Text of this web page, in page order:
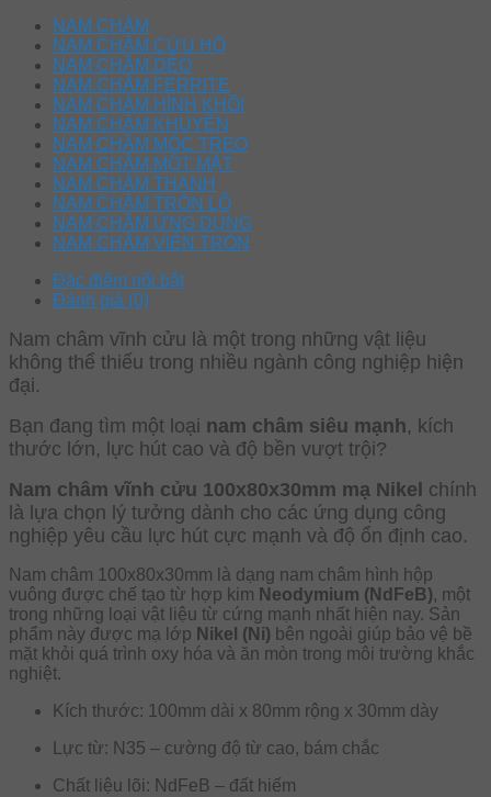
NAM CHÂM
NAM CHÂM CỨU HỘ
NAM CHÂM DẺO
NAM CHÂM FERRITE
NAM CHÂM HÌNH KHỐI
NAM CHÂM KHUYÊN
NAM CHÂM MÓC TREO
NAM CHÂM MỘT MẶT
NAM CHÂM THANH
NAM CHÂM TRÒN LỖ
NAM CHÂM ỨNG DỤNG
NAM CHÂM VIÊN TRÒN
Đặc điểm nổi bật
Đánh giá (0)
Nam châm vĩnh cửu là một trong những vật liệu
không thể thiếu trong nhiều ngành công nghiệp hiện
đại.
Bạn đang tìm một loại nam châm siêu mạnh, kích
thước lớn, lực hút cao và độ bền vượt trội?
Nam châm vĩnh cửu 100x80x30mm mạ Nikel chính
là lựa chọn lý tưởng dành cho các ứng dụng công
nghiệp yêu cầu lực hút cực mạnh và độ ổn định cao.
Nam châm 100x80x30mm là dạng nam châm hình hộp
vuông được chế tạo từ hợp kim Neodymium (NdFeB), một
trong những loại vật liệu từ cứng mạnh nhất hiện nay. Sản
phẩm này được mạ lớp Nikel (Ni) bên ngoài giúp bảo vệ bề
mặt khỏi quá trình oxy hóa và ăn mòn trong môi trường khắc
nghiệt.
Kích thước: 100mm dài x 80mm rộng x 30mm dày
Lực từ: N35 – cường độ từ cao, bám chắc
Chất liệu lõi: NdFeB – đất hiếm